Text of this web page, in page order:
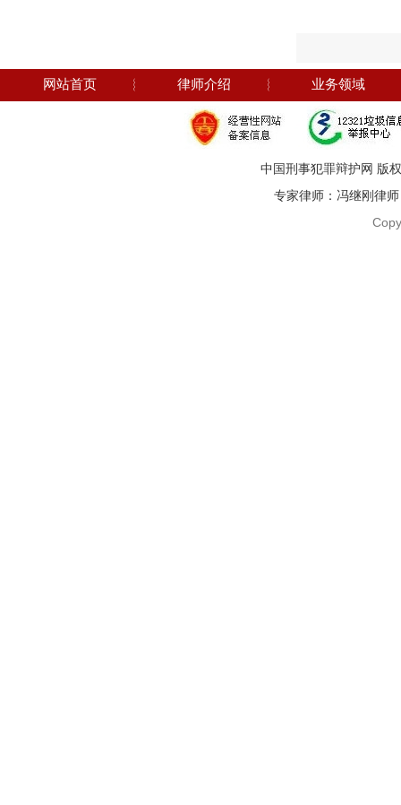
网站首页 ︴ 律师介绍 ︴ 业务领域
中国刑事犯罪辩护网 版
专家律师：冯继刚律